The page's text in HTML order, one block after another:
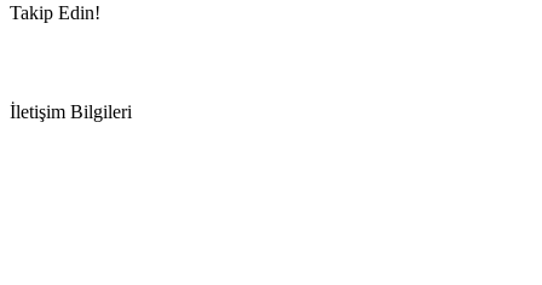
Takip Edin!
İletişim Bilgileri